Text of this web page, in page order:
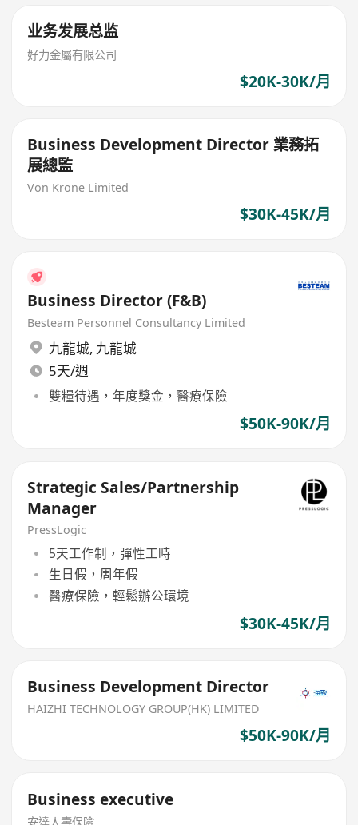
业务发展总监
好力金屬有限公司
$20K-30K/月
Business Development Director 業務拓
展總監
Von Krone Limited
$30K-45K/月
Business Director (F&B)
Besteam Personnel Consultancy Limited
九龍城, 九龍城
5天/週
雙糧待遇，年度獎金，醫療保險
$50K-90K/月
Strategic Sales/Partnership
Manager
PressLogic
5天工作制，彈性工時
生日假，周年假
醫療保險，輕鬆辦公環境
$30K-45K/月
Business Development Director
HAIZHI TECHNOLOGY GROUP(HK) LIMITED
$50K-90K/月
Business executive